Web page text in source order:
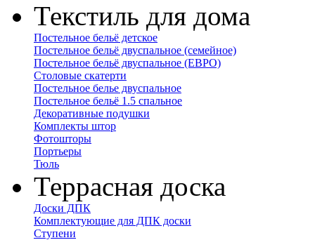
Текстиль для дома
Постельное бельё детское
Постельное бельё двуспальное (семейное)
Постельное бельё двуспальное (ЕВРО)
Столовые скатерти
Постельное белье двуспальное
Постельное бельё 1.5 спальное
Декоративные подушки
Комплекты штор
Фотошторы
Портьеры
Тюль
Террасная доска
Доски ДПК
Комплектующие для ДПК доски
Ступени